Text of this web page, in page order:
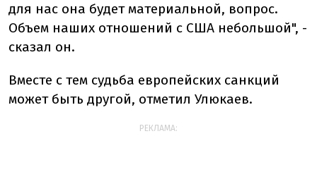
для нас она будет материальной, вопрос.
Объем наших отношений с США небольшой", -
сказал он.
Вместе с тем судьба европейских санкций
может быть другой, отметил Улюкаев.
РЕКЛАМА: